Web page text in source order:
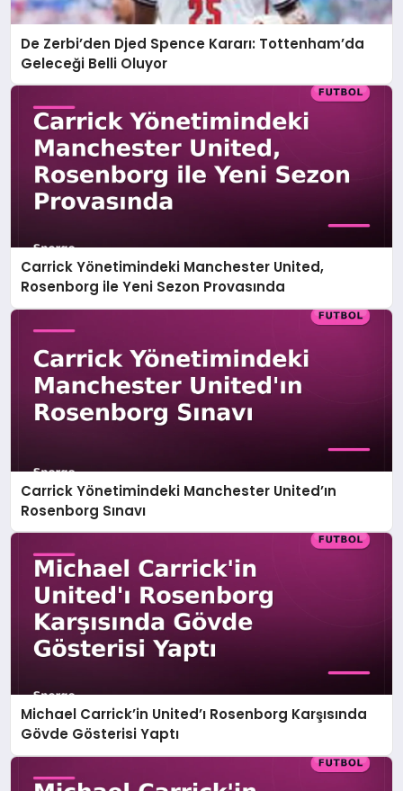
De Zerbi’den Djed Spence Kararı: Tottenham’da
Geleceği Belli Oluyor
Carrick Yönetimindeki Manchester United,
Rosenborg ile Yeni Sezon Provasında
Carrick Yönetimindeki Manchester United’ın
Rosenborg Sınavı
Michael Carrick’in United’ı Rosenborg Karşısında
Gövde Gösterisi Yaptı